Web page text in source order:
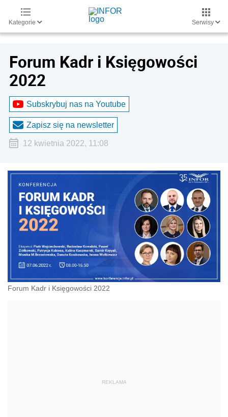
Kategorie Serwisy
Forum Kadr i Księgowości
2022
Subskrybuj nas na Youtube
Zapisz się na newsletter
12 kwietnia 2022, 11:08
Forum Kadr i Księgowości 2022